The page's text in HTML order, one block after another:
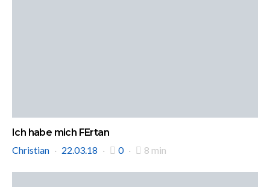
Ich habe mich FErtan
Christian
22.03.18 0 8 min